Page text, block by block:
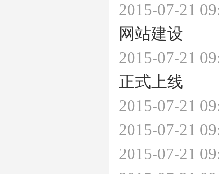
2015-07-21
网站建设
2015-07-21
正式上线
2015-07-21
2015-07-21
2015-07-21